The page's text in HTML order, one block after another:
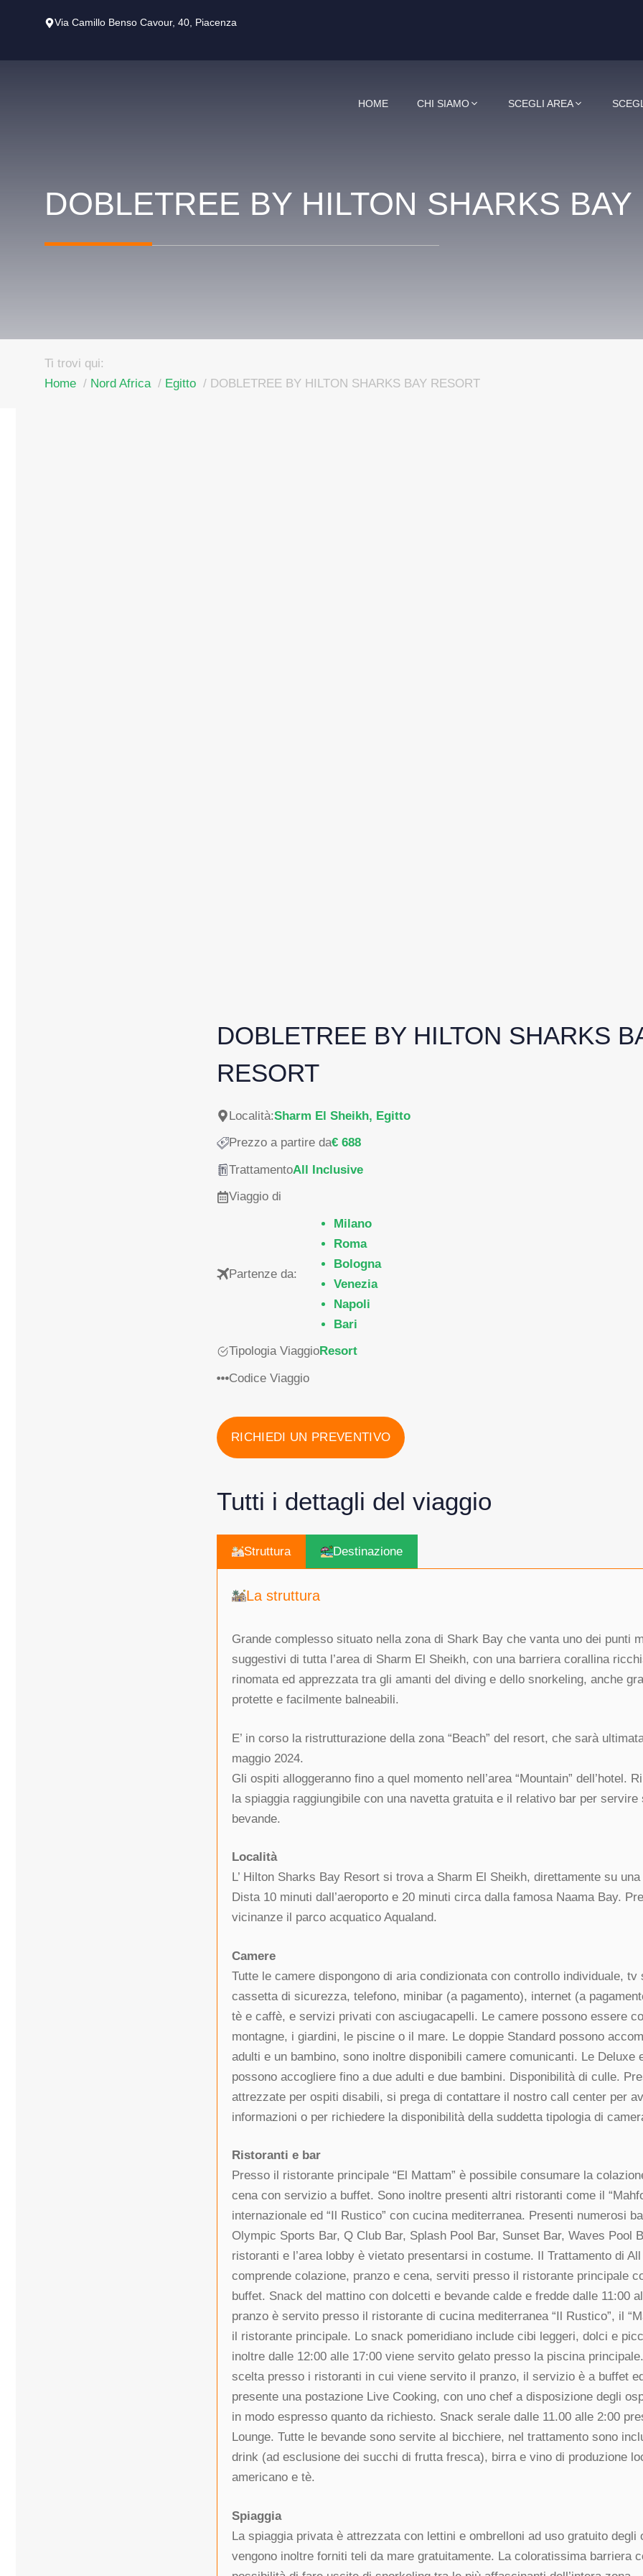
Via Camillo Benso Cavour, 40, Piacenza
HOME CHI SIAMO SCEGLI AREA
DOBLETREE BY HILTON SHARKS BAY
Ti trovi qui:
Home
Nord Africa Egitto DOBLETREE BY HILTON SHARKS BAY RESORT
DOBLETREE BY HILTON SHARKS
RESORT
Località:Sharm El Sheikh, Egitto
Prezzo a partire da€ 688
TrattamentoAll Inclusive
Viaggio di
Partenze da:
Milano
Roma
Bologna
Venezia
Napoli
Bari
Tipologia ViaggioResort
Codice Viaggio
RICHIEDI UN PREVENTIVO
Tutti i dettagli del viaggio
Struttura Destinazione
La struttura
Grande complesso situato nella zona di Shark Bay che vanta uno dei punti
suggestivi di tutta l’area di Sharm El Sheikh, con una barriera corallina
rinomata ed apprezzata tra gli amanti del diving e dello snorkeling, anche
protette e facilmente balneabili.
E’ in corso la ristrutturazione della zona “Beach” del resort, che sarà
maggio 2024.
Gli ospiti alloggeranno fino a quel momento nell’area “Mountain” dell’hotel.
la spiaggia raggiungibile con una navetta gratuita e il relativo bar per servire
bevande.
Località
L’ Hilton Sharks Bay Resort si trova a Sharm El Sheikh, direttamente su
Dista 10 minuti dall’aeroporto e 20 minuti circa dalla famosa Naama Bay.
vicinanze il parco acquatico Aqualand.
Camere
Tutte le camere dispongono di aria condizionata con controllo individuale, tv
cassetta di sicurezza, telefono, minibar (a pagamento), internet (a
tè e caffè, e servizi privati con asciugacapelli. Le camere possono essere
montagne, i giardini, le piscine o il mare. Le doppie Standard possono
adulti e un bambino, sono inoltre disponibili camere comunicanti. Le Deluxe
possono accogliere fino a due adulti e due bambini. Disponibilità di culle.
attrezzate per ospiti disabili, si prega di contattare il nostro call center per
informazioni o per richiedere la disponibilità della suddetta tipologia di
Ristoranti e bar
Presso il ristorante principale “El Mattam” è possibile consumare la
cena con servizio a buffet. Sono inoltre presenti altri ristoranti come il
internazionale ed “Il Rustico” con cucina mediterranea. Presenti numerosi
Olympic Sports Bar, Q Club Bar, Splash Pool Bar, Sunset Bar, Waves Pool
ristoranti e l’area lobby è vietato presentarsi in costume. Il Trattamento di
comprende colazione, pranzo e cena, serviti presso il ristorante principale
buffet. Snack del mattino con dolcetti e bevande calde e fredde dalle 11:00
pranzo è servito presso il ristorante di cucina mediterranea “Il Rustico”, il
il ristorante principale. Lo snack pomeridiano include cibi leggeri, dolci e
inoltre dalle 12:00 alle 17:00 viene servito gelato presso la piscina
scelta presso i ristoranti in cui viene servito il pranzo, il servizio è a buffet
presente una postazione Live Cooking, con uno chef a disposizione degli
in modo espresso quanto da richiesto. Snack serale dalle 11.00 alle 2:00
Lounge. Tutte le bevande sono servite al bicchiere, nel trattamento sono
drink (ad esclusione dei succhi di frutta fresca), birra e vino di produzione
americano e tè.
Spiaggia
La spiaggia privata è attrezzata con lettini e ombrelloni ad uso gratuito degli
vengono inoltre forniti teli da mare gratuitamente. La coloratissima barriera